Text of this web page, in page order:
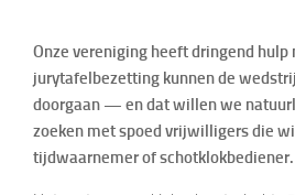
Onze vereniging heeft dringend hulp
jurytafelbezetting kunnen de
doorgaan — en dat willen we
zoeken met spoed vrijwilligers die
tijdwaarnemer of schotklokbediener.